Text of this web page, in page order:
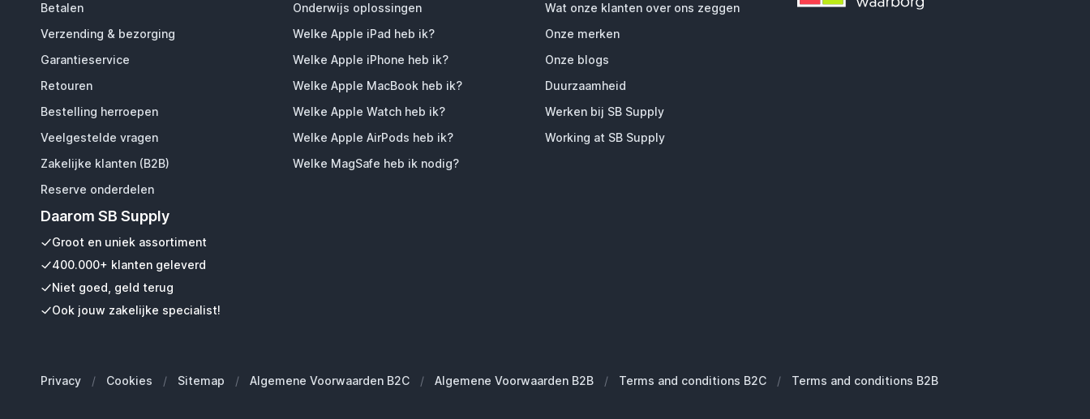
Betalen
Verzending & bezorging
Garantieservice
Retouren
Bestelling herroepen
Veelgestelde vragen
Zakelijke klanten (B2B)
Reserve onderdelen
Daarom SB Supply
Groot en uniek assortiment
400.000+ klanten geleverd
Niet goed, geld terug
Ook jouw zakelijke specialist!
Onderwijs oplossingen
Welke Apple iPad heb ik?
Welke Apple iPhone heb ik?
Welke Apple MacBook heb ik?
Welke Apple Watch heb ik?
Welke Apple AirPods heb ik?
Welke MagSafe heb ik nodig?
Wat onze klanten over ons zeggen
Onze merken
Onze blogs
Duurzaamheid
Werken bij SB Supply
Working at SB Supply
Privacy / Cookies / Sitemap / Algemene Voorwaarden B2C / Algemene Voorwaarden B2B / Terms and conditions B2C / Terms and conditions B2B